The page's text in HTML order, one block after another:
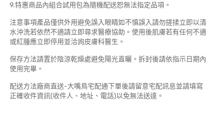
9.特惠商品內組合試用包為隨機配送恕無法指定品項。
注意事項產品僅供外用避免誤入眼睛如不慎誤入請勿搓揉立即以清
水沖洗若依然不適請立即尋求醫療協助。使用後肌膚若有任何不適
或紅腫應立即停用並洽詢皮膚科醫生。
保存方法請置於陰涼乾燥處避免陽光直曬。拆封後請依指示日期內
使用完畢。
配送方法廠商直送-大嘴鳥宅配通下單後請留意宅配訊息並請填寫
正確收件資訊(收件人、地址、電話)以免無法送達。